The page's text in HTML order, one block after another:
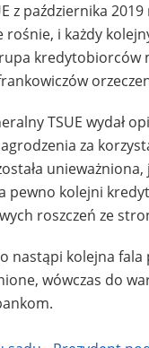
z października
i każdy
kredytobiorców
TSUE wydał
za
pewno kolejni
roszczeń ze
nastąpi kolejna
wówczas do